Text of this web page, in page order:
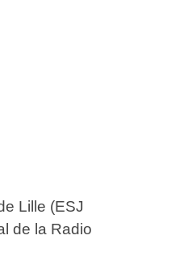
Lille (ESJ
de la Radio